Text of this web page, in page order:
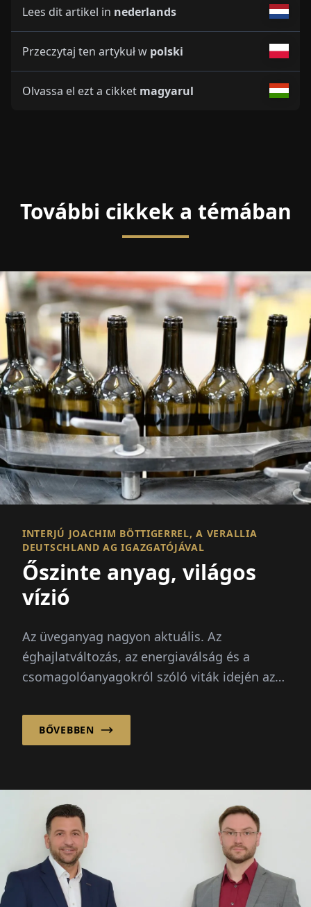
Lees dit artikel in nederlands
Przeczytaj ten artykuł w polski
Olvassa el ezt a cikket magyarul
További cikkek a témában
INTERJÚ JOACHIM BÖTTIGERREL, A VERALLIA
DEUTSCHLAND AG IGAZGATÓJÁVAL
Őszinte anyag, világos
vízió
Az üveganyag nagyon aktuális. Az
éghajlatváltozás, az energiaválság és a
csomagolóanyagokról szóló viták idején az
újrahasznosítható...
BŐVEBBEN